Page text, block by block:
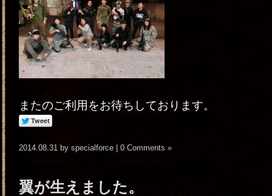
またのご利用をお待ちしております。
2014.08.31 by specialforce | 0 Comments »
翼が生えました。